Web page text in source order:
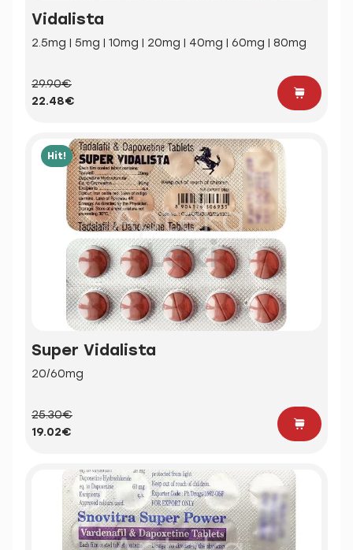
Vidalista
2.5mg | 5mg | 10mg | 20mg | 40mg | 60mg | 80mg
29.90€
22.48€
Hit!
Super Vidalista
20/60mg
25.30€
19.02€